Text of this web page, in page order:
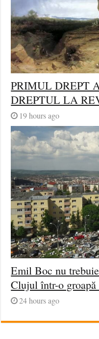
PRIMUL DREPT
DREPTUL LA
19 hours ago
Emil Boc nu
Clujul într-o
24 hours ago